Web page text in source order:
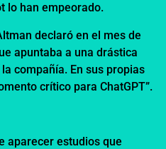
lo han empeorado.
declaró en el mes de
apuntaba a una drástica
compañía. En sus propias
crítico para ChatGPT”.
aparecer estudios que